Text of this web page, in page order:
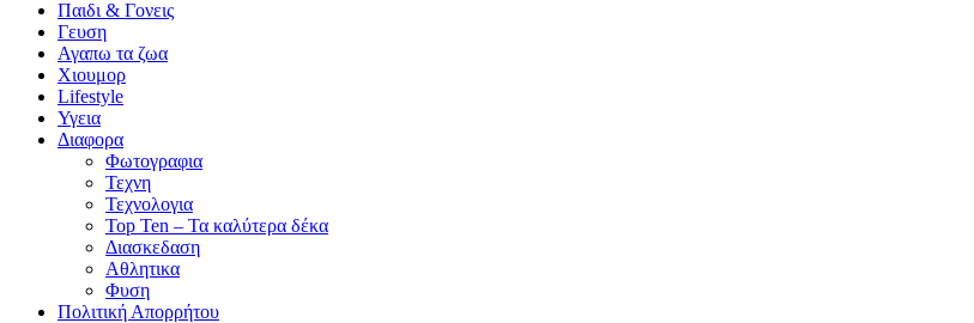
Παιδι & Γονεις
Γευση
Αγαπω τα ζωα
Xιουμορ
Lifestyle
Υγεια
Διαφορα
Φωτογραφια
Τεχνη
Τεχνολογια
Top Ten – Τα καλύτερα δέκα
Διασκεδαση
Αθλητικα
Φυση
Πολιτική Απορρήτου